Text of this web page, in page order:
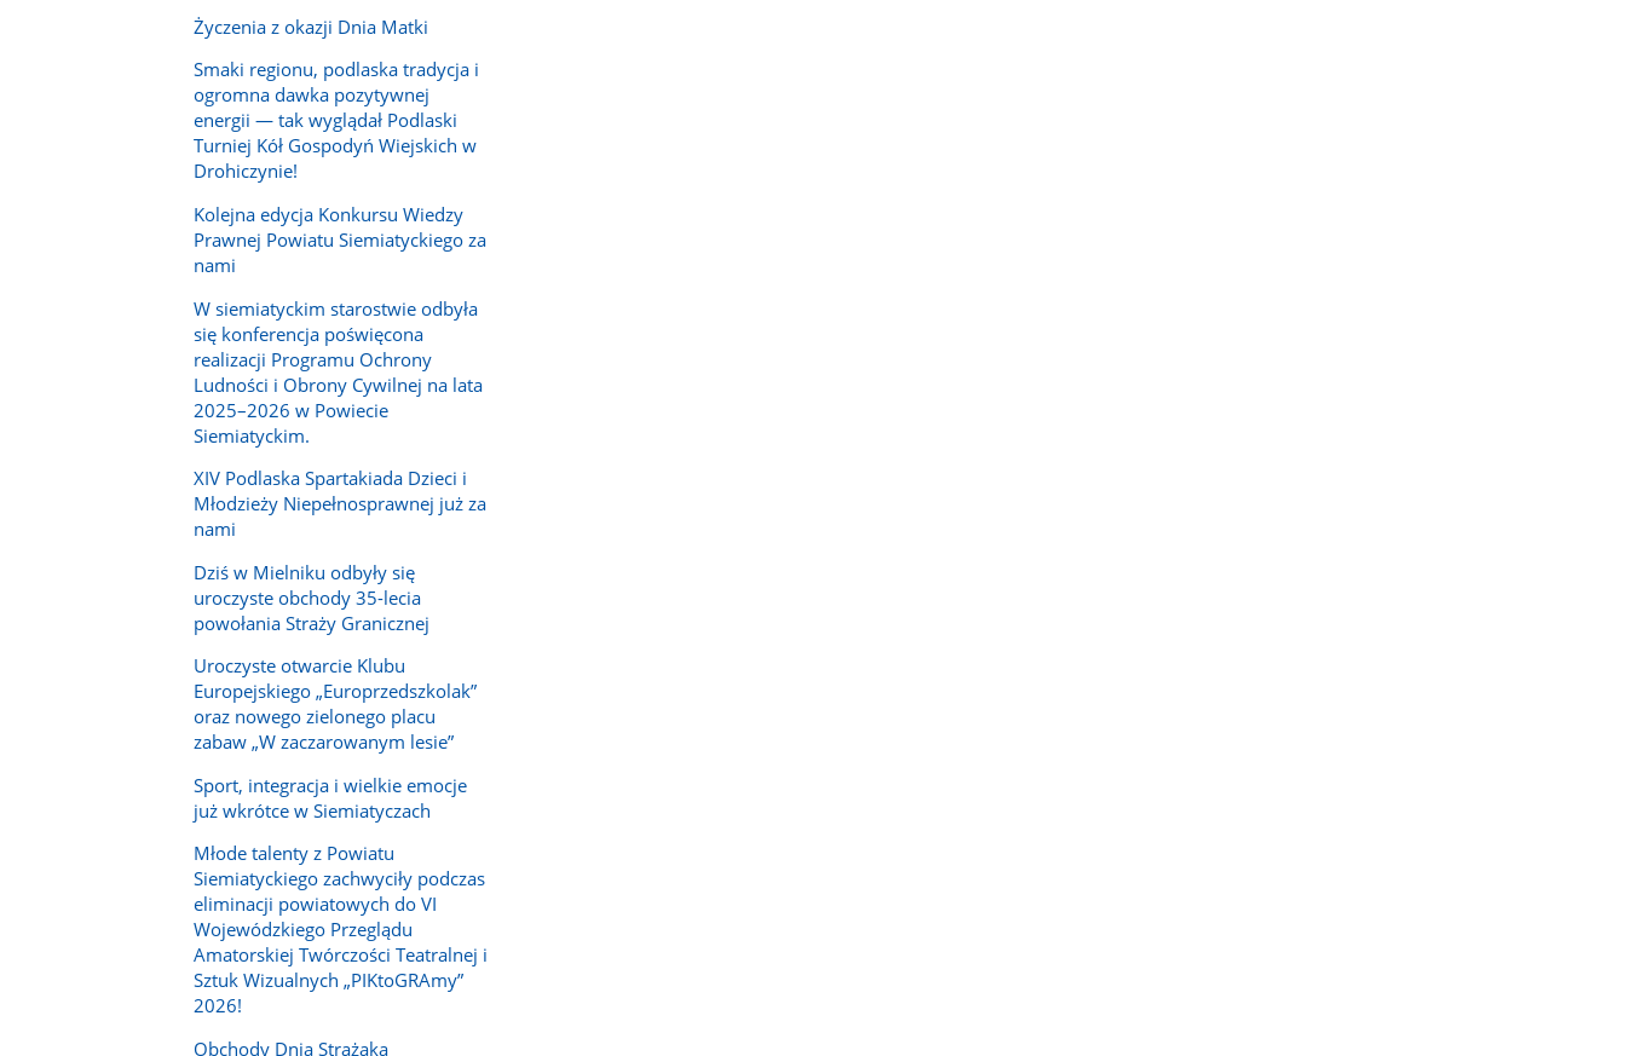
Życzenia z okazji Dnia Matki
Smaki regionu, podlaska tradycja i
ogromna dawka pozytywnej
energii — tak wyglądał Podlaski
Turniej Kół Gospodyń Wiejskich w
Drohiczynie!
Kolejna edycja Konkursu Wiedzy
Prawnej Powiatu Siemiatyckiego za
nami
W siemiatyckim starostwie odbyła
się konferencja poświęcona
realizacji Programu Ochrony
Ludności i Obrony Cywilnej na lata
2025–2026 w Powiecie
Siemiatyckim.
XIV Podlaska Spartakiada Dzieci i
Młodzieży Niepełnosprawnej już za
nami
Dziś w Mielniku odbyły się
uroczyste obchody 35-lecia
powołania Straży Granicznej
Uroczyste otwarcie Klubu
Europejskiego „Europrzedszkolak”
oraz nowego zielonego placu
zabaw „W zaczarowanym lesie”
Sport, integracja i wielkie emocje
już wkrótce w Siemiatyczach
Młode talenty z Powiatu
Siemiatyckiego zachwyciły podczas
eliminacji powiatowych do VI
Wojewódzkiego Przeglądu
Amatorskiej Twórczości Teatralnej i
Sztuk Wizualnych „PIKtoGRAmy”
2026!
Obchody Dnia Strażaka